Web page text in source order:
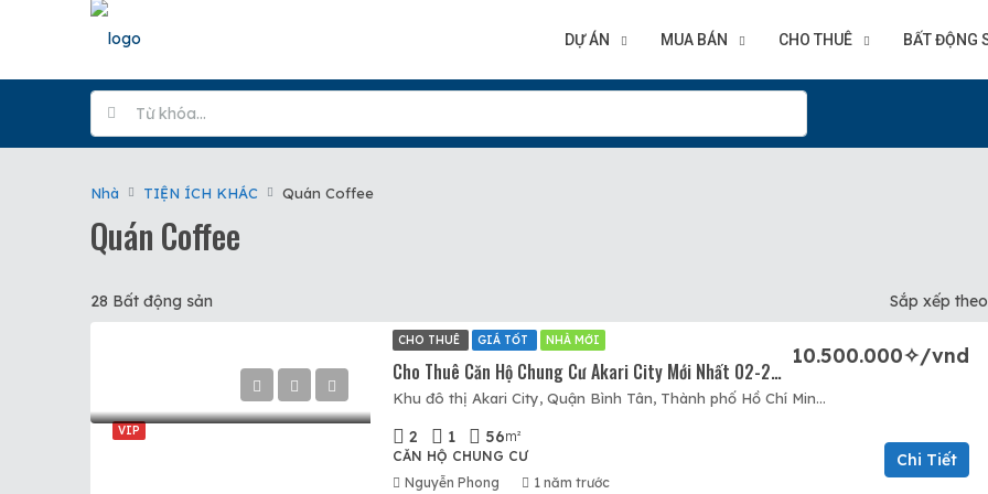
DỰ ÁN MUA BÁN CHO THUÊ BẤT ĐỘNG
Nhà TIỆN ÍCH KHÁC Quán Coffee
Quán Coffee
28 Bất động sản Sắp xếp
VIP
CHO THUÊ GIÁ TỐT NHÀ MỚI
Cho Thuê Căn Hộ Chung Cư Akari City Mới Nhất 02-2025
10.500.000✧/vnd
Khu đô thị Akari City, Quận Bình Tân, Thành phố Hồ Chí Minh, Việt Nam, Akari City, Quận Bình Tân, Hồ Chí Minh
2 1 56m²
CĂN HỘ CHUNG CƯ
Chi Tiết
Nguyễn Phong 1 năm trước